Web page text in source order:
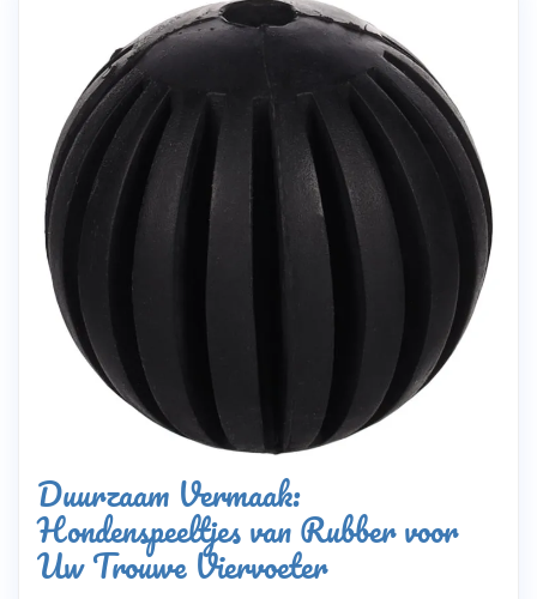
Duurzaam Vermaak:
Hondenspeeltjes van Rubber voor
Uw Trouwe Viervoeter